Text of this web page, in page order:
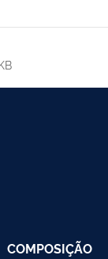
COMPOSIÇÃO